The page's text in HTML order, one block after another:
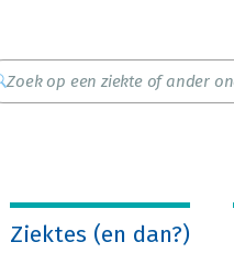
Ziektes (en dan?)